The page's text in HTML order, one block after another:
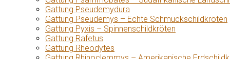
Gattung Pseudemydura
Gattung Pseudemys – Echte Schmuckschildkröten
Gattung Pyxis – Spinnenschildkröten
Gattung Rafetus
Gattung Rheodytes